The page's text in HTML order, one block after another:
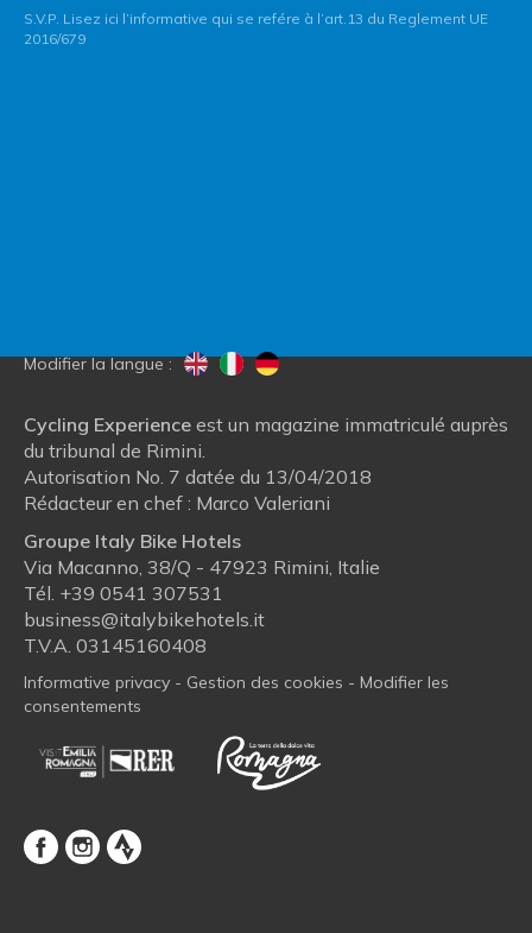
S.V.P. Lisez ici l’informative qui se refére à l’art.13 du Reglement UE
2016/679
Modifier la langue :
Cycling Experience est un magazine immatriculé auprès
du tribunal de Rimini.
Autorisation No. 7 datée du 13/04/2018
Rédacteur en chef : Marco Valeriani
Groupe Italy Bike Hotels
Via Macanno, 38/Q - 47923 Rimini, Italie
Tél. +39 0541 307531
business@italybikehotels.it
T.V.A. 03145160408
Informative privacy - Gestion des cookies - Modifier les
consentements